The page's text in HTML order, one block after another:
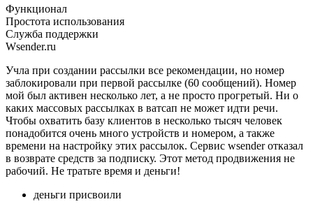
Функционал
Простота использования
Служба поддержки
Wsender.ru
Учла при создании рассылки все рекомендации, но номер
заблокировали при первой рассылке (60 сообщений). Номер
мой был активен несколько лет, а не просто прогретый. Ни о
каких массовых рассылках в ватсап не может идти речи.
Чтобы охватить базу клиентов в несколько тысяч человек
понадобится очень много устройств и номером, а также
времени на настройку этих рассылок. Сервис wsender отказал
в возврате средств за подписку. Этот метод продвижения не
рабочий. Не тратьте время и деньги!
деньги присвоили